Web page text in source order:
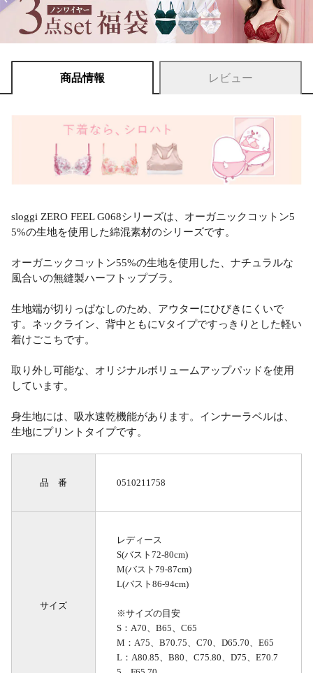
商品情報 レビュー
sloggi ZERO FEEL G068シリーズは、オーガニックコットン5
5%の生地を使用した綿混素材のシリーズです。
オーガニックコットン55%の生地を使用した、ナチュラルな
風合いの無縫製ハーフトップブラ。
生地端が切りっぱなしのため、アウターにひびきにくいで
す。ネックライン、背中ともにVタイプですっきりとした軽い
着けごこちです。
取り外し可能な、オリジナルボリュームアップパッドを使用
しています。
身生地には、吸水速乾機能があります。インナーラベルは、
生地にプリントタイプです。
品 番 0510211758
サイズ
レディース
S(バスト72-80cm)
M(バスト79-87cm)
L(バスト86-94cm)
※サイズの目安
S：A70、B65、C65
M：A75、B70.75、C70、D65.70、E65
L：A80.85、B80、C75.80、D75、E70.7